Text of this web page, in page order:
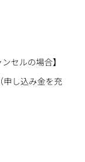
セルの場合】
し込み金を充